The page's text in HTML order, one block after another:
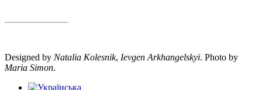
Designed by Natalia Kolesnik, Ievgen Arkhangelskyi. Photo by
Maria Simon.